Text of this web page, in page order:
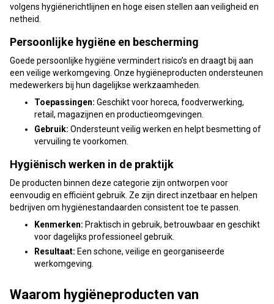
volgens hygiënerichtlijnen en hoge eisen stellen aan veiligheid en
netheid.
Persoonlijke hygiëne en bescherming
Goede persoonlijke hygiëne vermindert risico’s en draagt bij aan
een veilige werkomgeving. Onze hygiëneproducten ondersteunen
medewerkers bij hun dagelijkse werkzaamheden.
Toepassingen: Geschikt voor horeca, foodverwerking,
retail, magazijnen en productieomgevingen.
Gebruik: Ondersteunt veilig werken en helpt besmetting of
vervuiling te voorkomen.
Hygiënisch werken in de praktijk
De producten binnen deze categorie zijn ontworpen voor
eenvoudig en efficiënt gebruik. Ze zijn direct inzetbaar en helpen
bedrijven om hygiënestandaarden consistent toe te passen.
Kenmerken: Praktisch in gebruik, betrouwbaar en geschikt
voor dagelijks professioneel gebruik.
Resultaat: Een schone, veilige en georganiseerde
werkomgeving.
Waarom hygiëneproducten van